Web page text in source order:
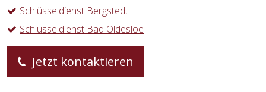
Schlüsseldienst Bergstedt
Schlüsseldienst Bad Oldesloe
Jetzt kontaktieren